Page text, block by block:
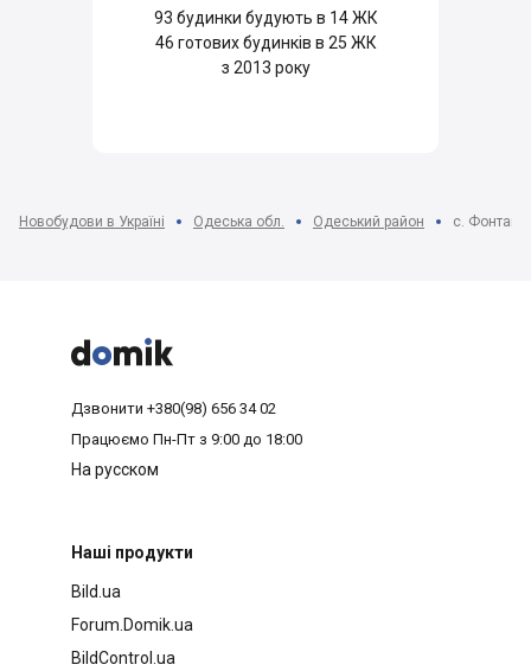
93 будинки будують в 14 ЖК
46 готових будинків в 25 ЖК
з 2013 року
Новобудови в Україні Одеська обл. Одеський район с.



Дзвонити +380(98) 656 34 02
Працюємо Пн-Пт з 9:00 до 18:00
На русском
Наші продукти
Bild.ua
Forum.Domik.ua
BildControl.ua